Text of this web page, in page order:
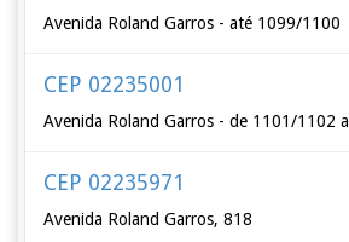
Avenida Roland Garros - até 1099/1100
CEP 02235001
Avenida Roland Garros - de 1101/1102
CEP 02235971
Avenida Roland Garros, 818